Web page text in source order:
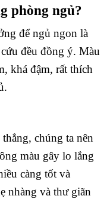
phòng ngủ?
để ngủ ngon là
đều đồng ý. Màu
khá đậm, rất thích
chúng ta nên
màu gây lo lắng
càng tốt và
nhàng và thư giãn